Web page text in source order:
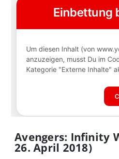
Avengers: Infinity
26. April 2018)